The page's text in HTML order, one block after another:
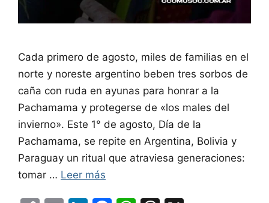
Cada primero de agosto, miles de familias en el
norte y noreste argentino beben tres sorbos de
caña con ruda en ayunas para honrar a la
Pachamama y protegerse de «los males del
invierno». Este 1° de agosto, Día de la
Pachamama, se repite en Argentina, Bolivia y
Paraguay un ritual que atraviesa generaciones:
tomar … Leer más